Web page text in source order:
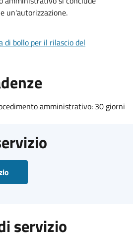
un'autorizzazione.
di bollo per il rilascio del
amministrativo: 30 giorni
servizio